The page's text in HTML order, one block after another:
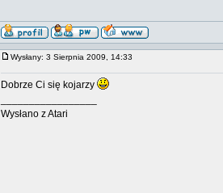
Wysłany: 3 Sierpnia 2009, 14:33
Dobrze Ci się kojarzy
Wysłano z Atari